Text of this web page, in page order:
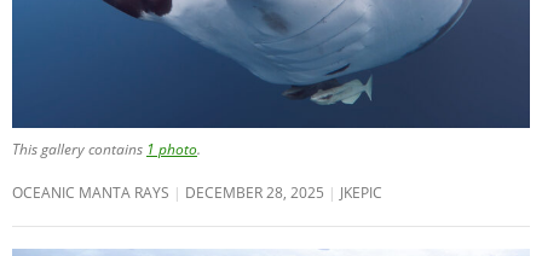
This gallery contains 1 photo.
OCEANIC MANTA RAYS DECEMBER 28, 2025 JKEPIC